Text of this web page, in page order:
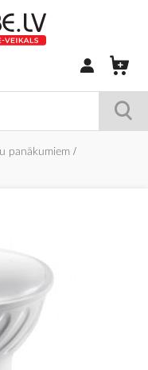
Pierakstīties/
panākumiem